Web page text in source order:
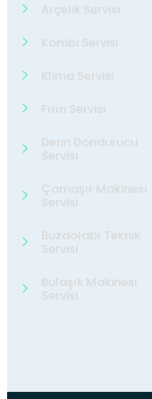
Arçelik Servisi
Kombi Servisi
Klima Servisi
Fırın Servisi
Derin Dondurucu
Servisi
Çamaşır Makinesi
Servisi
Buzdolabı Teknik
Servisi
Bulaşık Makinesi
Servisi